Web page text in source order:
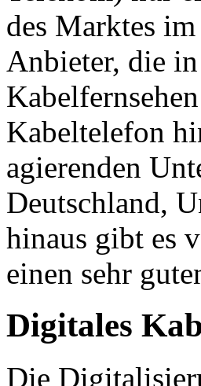
des Marktes
Anbieter, die
Kabeltelefon
agierenden
Deutschland,
hinaus gibt es
einen sehr
Digitales
Die